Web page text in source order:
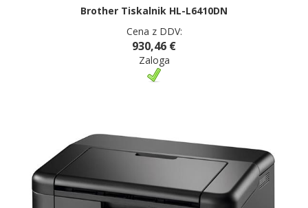
Brother Tiskalnik HL-L6410DN
Cena z DDV:
930,46 €
Zaloga